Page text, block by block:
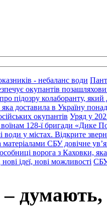
- небаланс води
окупантів
підозру колаборанту,
яка доставила в Україну
окупантів Уряд у
128-ї бригади «Дике
у містах. Відкрите
матеріалами СБУ довічне
ворога з Каховки,
ідеї, нові можливості СБУ
–